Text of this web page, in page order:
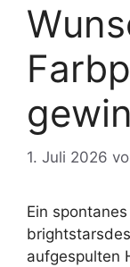
1. Juli 2026
Ein
aufgespulten